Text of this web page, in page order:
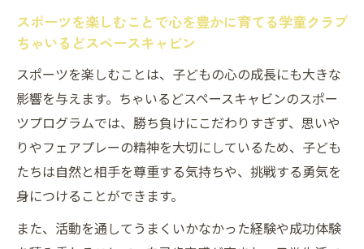
ペースキャビンの工夫
学童クラブちゃいるどスペースキャビンで
学ぶ多様な価値観
子どもたちがワクワクできる学童クラブち
ゃいるどスペースキャビンの体験
仲間と楽しむちゃいるどスペースキャビン独自
の活動
学童クラブちゃいるどスペースキャビンで
深まる仲間との絆
スポーツを楽しむことで心を豊かに育てる学童クラブ
ちゃいるどスペースキャビン
スポーツを楽しむことは、子どもの心の成長にも大きな
影響を与えます。ちゃいるどスペースキャビンのスポー
ツプログラムでは、勝ち負けにこだわりすぎず、思いや
りやフェアプレーの精神を大切にしているため、子ども
たちは自然と相手を尊重する気持ちや、挑戦する勇気を
身につけることができます。
また、活動を通してうまくいかなかった経験や成功体験